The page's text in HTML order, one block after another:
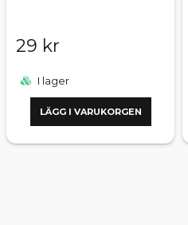
29 kr
I lager
LÄGG I VARUKORGEN